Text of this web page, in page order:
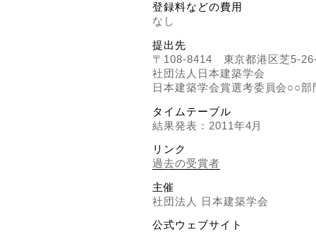
登録料などの費用
なし
提出先
〒108-8414 東京都港区芝5-
社団法人日本建築学会
日本建築学会賞選考委員会○○部
タイムテーブル
結果発表：2011年4月
リンク
過去の受賞者
主催
社団法人 日本建築学会
公式ウェブサイト